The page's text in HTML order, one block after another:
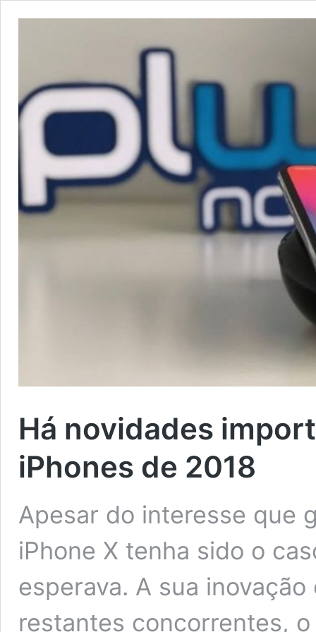
Há novidades
iPhones de 2018
Apesar do interesse que
iPhone X tenha sido o
esperava. A sua
restantes concorrentes,